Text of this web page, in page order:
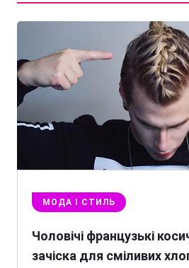
МОДА І СТИЛЬ
Чоловічі французькі
зачіска для сміливих